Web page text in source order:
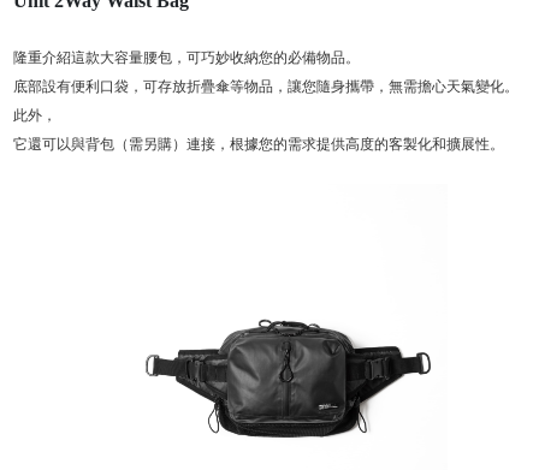
隆重介紹這款大容量腰包，可巧妙收納您的必備物品。
底部設有便利口袋，可存放折疊傘等物品，讓您隨身攜帶，無需擔心天氣變化。
此外，
它還可以與背包（需另購）連接，根據您的需求提供高度的客製化和擴展性。